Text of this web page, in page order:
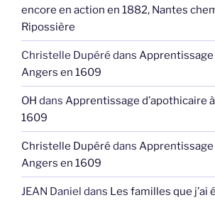
encore en action en 1882, Nantes
Ripossière
Christelle Dupéré dans Apprentissage
Angers en 1609
OH dans Apprentissage d’apothicaire
1609
Christelle Dupéré dans Apprentissage
Angers en 1609
JEAN Daniel dans Les familles que j’ai